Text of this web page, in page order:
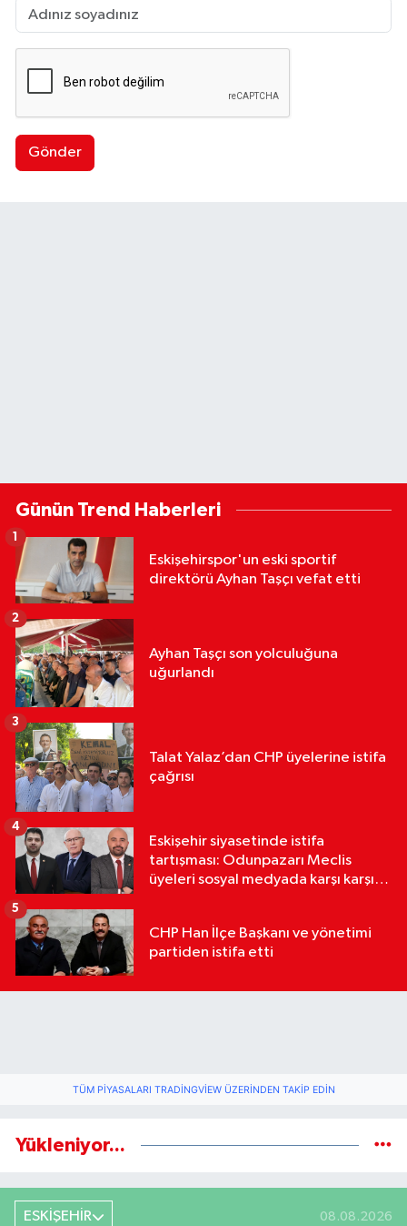
Gönder
Günün Trend Haberleri
Eskişehirspor'un eski sportif
direktörü Ayhan Taşçı vefat etti
1
Ayhan Taşçı son yolculuğuna
uğurlandı
2
Talat Yalaz’dan CHP üyelerine istifa
çağrısı
3
Eskişehir siyasetinde istifa
tartışması: Odunpazarı Meclis
üyeleri sosyal medyada karşı karşıya
4
CHP Han İlçe Başkanı ve yönetimi
partiden istifa etti
5
TÜM PIYASALARI TRADINGVIEW ÜZERINDEN TAKIP EDIN
Yükleniyor...
ESKİŞEHİR 08.08.2026